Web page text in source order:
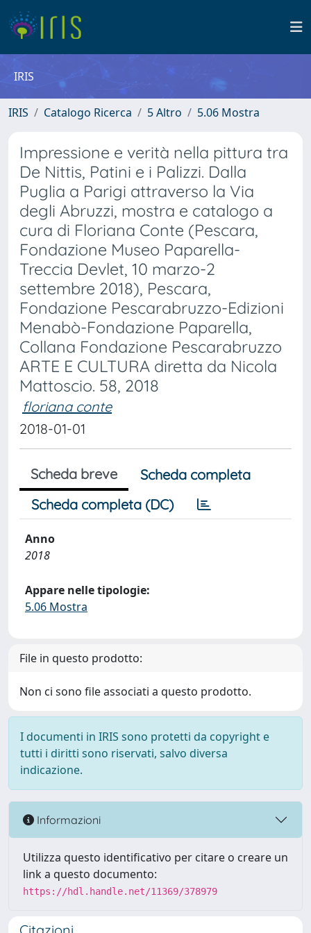
IRIS
IRIS Catalogo Ricerca 5 Altro 5.06 Mostra
Impressione e verità nella pittura tra
De Nittis, Patini e i Palizzi. Dalla
Puglia a Parigi attraverso la Via
degli Abruzzi, mostra e catalogo a
cura di Floriana Conte (Pescara,
Fondazione Museo Paparella-
Treccia Devlet, 10 marzo-2
settembre 2018), Pescara,
Fondazione Pescarabruzzo-Edizioni
Menabò-Fondazione Paparella,
Collana Fondazione Pescarabruzzo
ARTE E CULTURA diretta da Nicola
Mattoscio. 58, 2018
floriana conte
2018-01-01
Scheda breve
Scheda completa
Scheda completa (DC)
Anno
2018
Appare nelle tipologie:
5.06 Mostra
File in questo prodotto:
Non ci sono file associati a questo prodotto.
I documenti in IRIS sono protetti da copyright e
tutti i diritti sono riservati, salvo diversa
indicazione.
Informazioni
Utilizza questo identificativo per citare o creare un
link a questo documento:
https://hdl.handle.net/11369/378979